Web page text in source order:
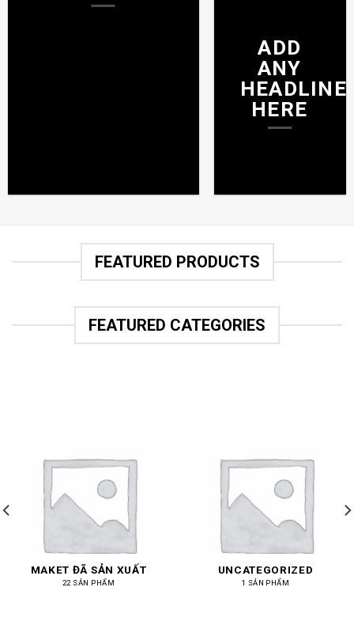
ADD
ANY
HEADLINE
HERE
FEATURED PRODUCTS
FEATURED CATEGORIES
MAKET ĐÃ SẢN XUẤT
22 SẢN PHẨM
UNCATEGORIZED
1 SẢN PHẨM